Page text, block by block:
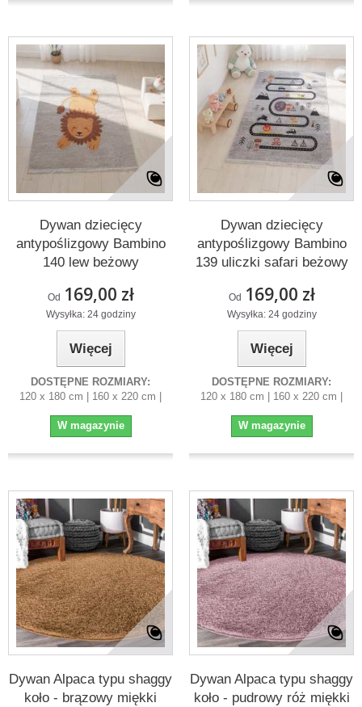
Dywan dziecięcy
antypoślizgowy Bambino
140 lew beżowy
Od 169,00 zł
Wysyłka: 24 godziny
Więcej
DOSTĘPNE ROZMIARY:
120 x 180 cm | 160 x 220 cm |
W magazynie
Dywan dziecięcy
antypoślizgowy Bambino
139 uliczki safari beżowy
Od 169,00 zł
Wysyłka: 24 godziny
Więcej
DOSTĘPNE ROZMIARY:
120 x 180 cm | 160 x 220 cm |
W magazynie
Dywan Alpaca typu shaggy
koło - brązowy miękki
Dywan Alpaca typu shaggy
koło - pudrowy róż miękki